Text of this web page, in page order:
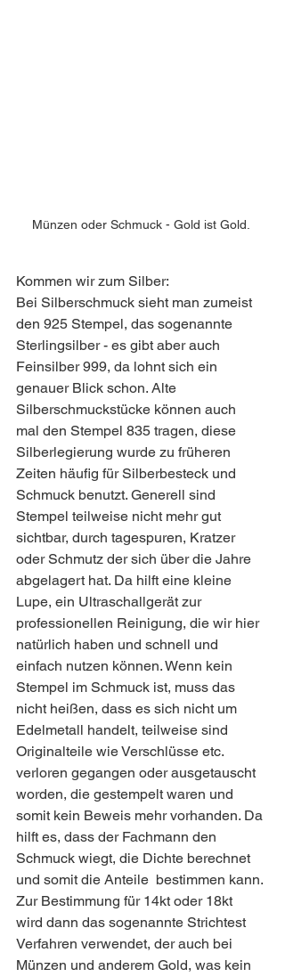
Münzen oder Schmuck - Gold ist Gold.
Kommen wir zum Silber:
Bei Silberschmuck sieht man zumeist
den 925 Stempel, das sogenannte
Sterlingsilber - es gibt aber auch
Feinsilber 999, da lohnt sich ein
genauer Blick schon. Alte
Silberschmuckstücke können auch
mal den Stempel 835 tragen, diese
Silberlegierung wurde zu früheren
Zeiten häufig für Silberbesteck und
Schmuck benutzt. Generell sind
Stempel teilweise nicht mehr gut
sichtbar, durch tagespuren, Kratzer
oder Schmutz der sich über die Jahre
abgelagert hat. Da hilft eine kleine
Lupe, ein Ultraschallgerät zur
professionellen Reinigung, die wir hier
natürlich haben und schnell und
einfach nutzen können. Wenn kein
Stempel im Schmuck ist, muss das
nicht heißen, dass es sich nicht um
Edelmetall handelt, teilweise sind
Originalteile wie Verschlüsse etc.
verloren gegangen oder ausgetauscht
worden, die gestempelt waren und
somit kein Beweis mehr vorhanden. Da
hilft es, dass der Fachmann den
Schmuck wiegt, die Dichte berechnet
und somit die Anteile  bestimmen kann.
Zur Bestimmung für 14kt oder 18kt
wird dann das sogenannte Strichtest
Verfahren verwendet, der auch bei
Münzen und anderem Gold, was kein